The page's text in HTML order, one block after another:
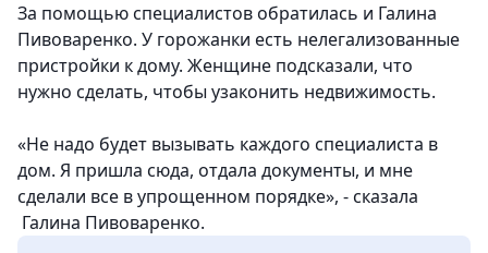
За помощью специалистов обратилась и Галина
Пивоваренко. У горожанки есть нелегализованные
пристройки к дому. Женщине подсказали, что
нужно сделать, чтобы узаконить недвижимость.
«Не надо будет вызывать каждого специалиста в
дом. Я пришла сюда, отдала документы, и мне
сделали все в упрощенном порядке», - сказала
Галина Пивоваренко.